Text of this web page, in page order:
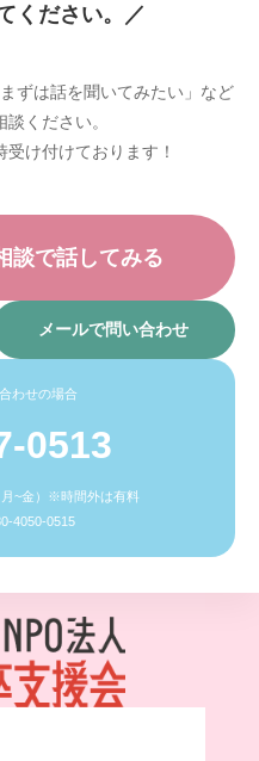
ください。／
ずは話を聞いてみたい」など
ください。
け付けております！
談で話してみる
メールで問い合わせ
わせの場合
0513
~金）※時間外は有料
4050-0515